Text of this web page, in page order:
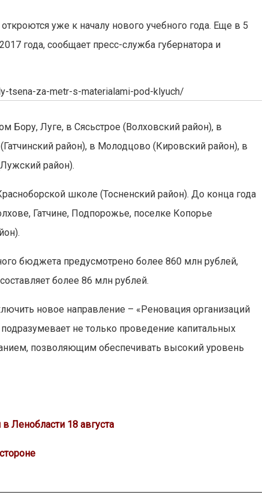
уже к началу нового учебного года. Еще в 5
года, сообщает пресс-служба губернатора и
tsena-za-metr-s-materialami-pod-klyuch/
Луге, в Сясьстрое (Волховский район), в
район), в Молодцово (Кировский район), в
район).
школе (Тосненский район). До конца года
Гатчине, Подпорожье, поселке Копорье
бюджета предусмотрено более 860 млн рублей,
более 86 млн рублей.
новое направление – «Реновация организаций
не только проведение капитальных
позволяющим обеспечивать высокий уровень
Ленобласти 18 августа